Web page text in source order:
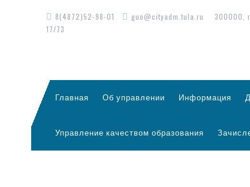
8(4872)52-98-01 guo@cityadm.tula.ru
300000,
17/73
Главная Об управлении Информация
Управление качеством образования